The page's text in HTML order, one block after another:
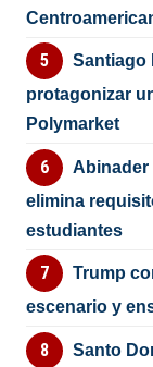
Santiago
protagonizar
Polymarket
Abinader
elimina
estudiantes
Trump
escenario y
Santo